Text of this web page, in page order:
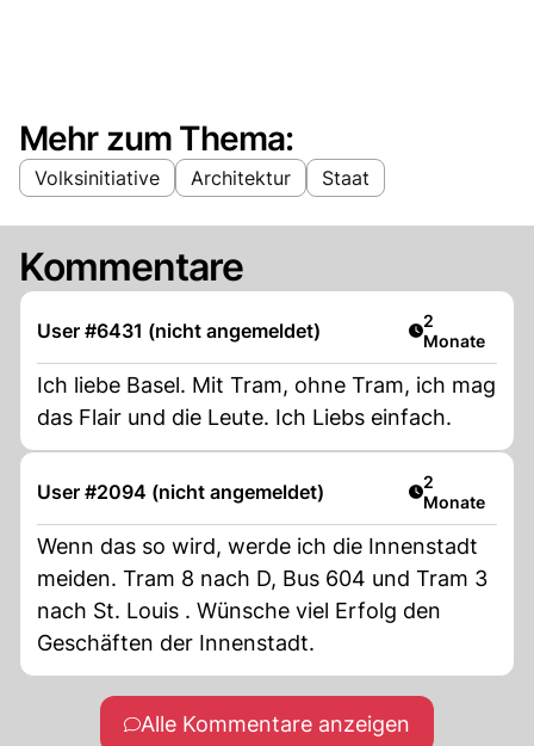
Mehr zum Thema:
Volksinitiative Architektur Staat
Kommentare
User #6431 (nicht angemeldet) Artikel
2
Monate
Ich liebe Basel. Mit Tram, ohne Tram, ich mag
das Flair und die Leute. Ich Liebs einfach.
User #2094 (nicht angemeldet) Artikel
2
Monate
Wenn das so wird, werde ich die Innenstadt
meiden. Tram 8 nach D, Bus 604 und Tram 3
nach St. Louis . Wünsche viel Erfolg den
Geschäften der Innenstadt.
Alle Kommentare anzeigen